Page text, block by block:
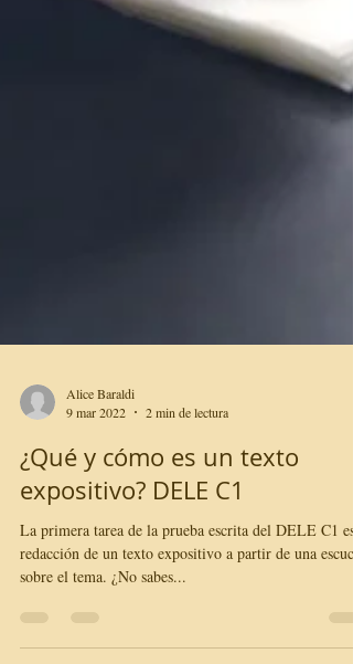
Alice Baraldi
9 mar 2022
2 min de lectura
¿Qué y cómo es un texto
expositivo? DELE C1
sobre el tema. ¿No sabes...